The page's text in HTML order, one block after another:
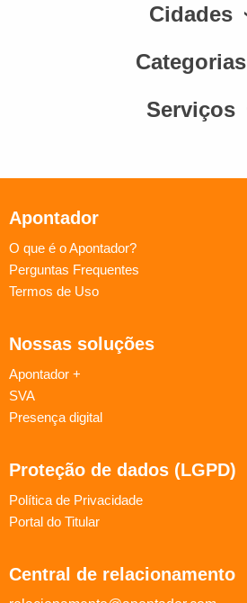
Cidades
Categorias
Serviços
Apontador
O que é o Apontador?
Perguntas Frequentes
Termos de Uso
Nossas soluções
Apontador +
SVA
Presença digital
Proteção de dados (LGPD)
Política de Privacidade
Portal do Titular
Central de relacionamento